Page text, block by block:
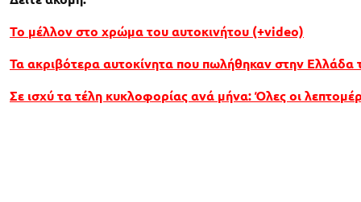
Το μέλλον στο χρώμα του αυτοκινήτου (+video)
Τα ακριβότερα αυτοκίνητα που πωλήθηκαν στην Ελλάδα
Σε ισχύ τα τέλη κυκλοφορίας ανά μήνα: Όλες οι